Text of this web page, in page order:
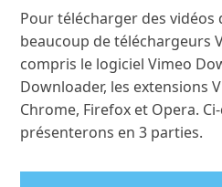
Pour télécharger des vidéos
beaucoup de téléchargeurs
compris le logiciel Vimeo
Downloader, les extensions
Chrome, Firefox et Opera.
présenterons en 3 parties.